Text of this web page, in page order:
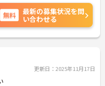
無料
最新の募集状況を問
い合わせる
更新日：2025年11月17日